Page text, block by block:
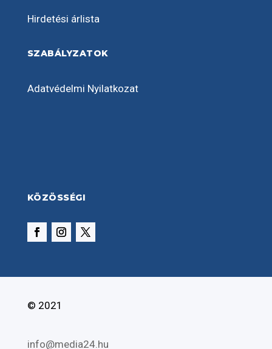
Hirdetési árlista
SZABÁLYZATOK
Adatvédelmi Nyilatkozat
KÖZÖSSÉGI
© 2021
info@media24.hu